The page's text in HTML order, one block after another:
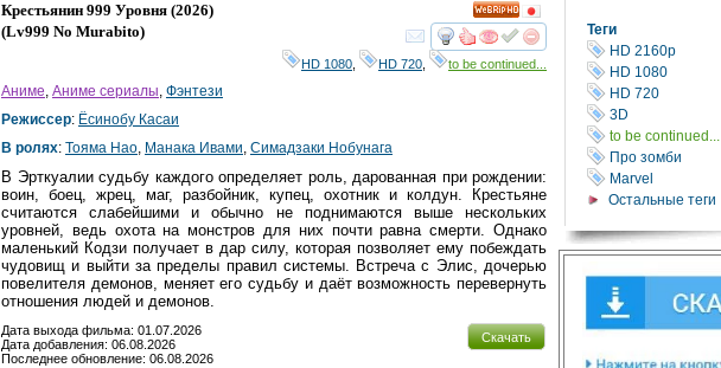
Теги
HD 2160р
HD 1080
HD 720
3D
to be continued...
Про зомби
Marvel
Остальные теги
смотретьинтересует
HD
Крестьянин 999 Уровня (2026)
(Lv999 No Murabito)
HD 1080 HD 720 to be continued...
Аниме, Аниме сериалы, Фэнтези
Режиссер: Ёсинобу Касаи
В ролях: Тояма Нао, Манака Ивами, Симадзаки Нобунага
В Эрткуалии судьбу каждого определяет роль, дарованная при рождении:
воин, боец, жрец, маг, разбойник, купец, охотник и колдун. Крестьяне
считаются слабейшими и обычно не поднимаются выше нескольких
уровней, ведь охота на монстров для них почти равна смерти. Однако
маленький Кодзи получает в дар силу, которая позволяет ему побеждать
чудовищ и выйти за пределы правил системы. Встреча с Элис, дочерью
повелителя демонов, меняет его судьбу и даёт возможность перевернуть
отношения людей и демонов.
Скачать
Дата выхода фильма: 01.07.2026
Дата добавления: 06.08.2026
Последнее обновление: 06.08.2026